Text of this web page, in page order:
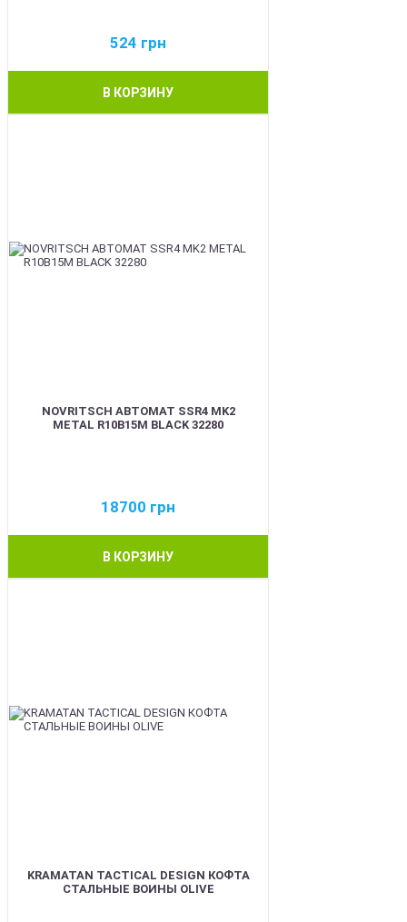
524 грн
В КОРЗИНУ
NOVRITSCH АВТОМАТ SSR4 MK2
METAL R10B15M BLACK 32280
18700 грн
В КОРЗИНУ
KRAMATAN TACTICAL DESIGN КОФТА
СТАЛЬНЫЕ ВОИНЫ OLIVE